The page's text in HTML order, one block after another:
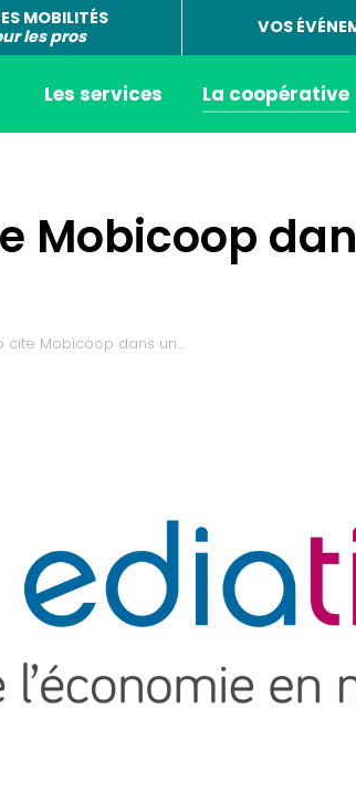
MOBILITÉS
les pros
VOS
Les services La coopérative
Mobicoop
cite Mobicoop dans un…